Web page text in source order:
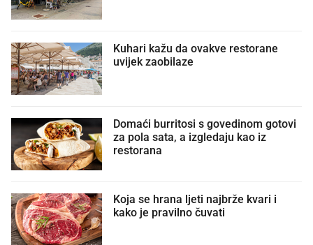
Kuhari kažu da ovakve restorane
uvijek zaobilaze
Domaći burritosi s govedinom gotovi
za pola sata, a izgledaju kao iz
restorana
Koja se hrana ljeti najbrže kvari i
kako je pravilno čuvati